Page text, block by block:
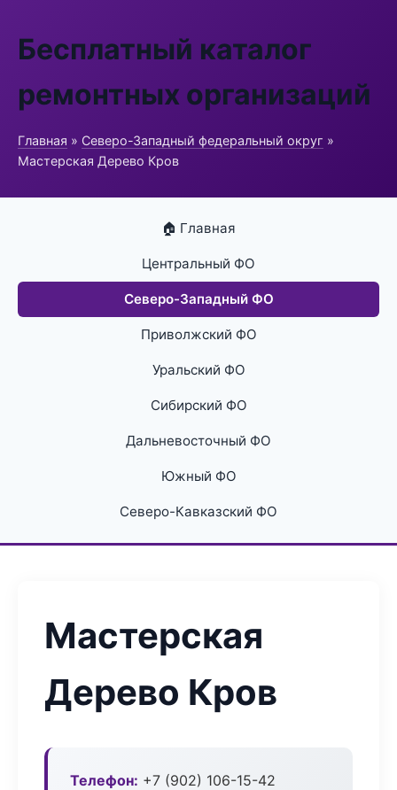
Бесплатный каталог
ремонтных организаций
Главная » Северо-Западный федеральный округ »
Мастерская Дерево Кров
🏠 Главная
Центральный ФО
Северо-Западный ФО
Приволжский ФО
Уральский ФО
Сибирский ФО
Дальневосточный ФО
Южный ФО
Северо-Кавказский ФО
Мастерская
Дерево Кров
Телефон: +7 (902) 106-15-42